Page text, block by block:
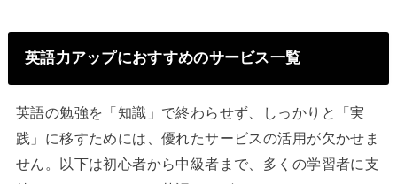
英語力アップにおすすめのサービス一覧
英語の勉強を「知識」で終わらせず、しっかりと「実
践」に移すためには、優れたサービスの活用が欠かせま
せん。以下は初心者から中級者まで、多くの学習者に支